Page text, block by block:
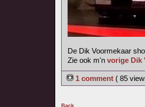
De Dik Voormekaar
Zie ook m'n vorige Dik
1 comment ( 85
Back